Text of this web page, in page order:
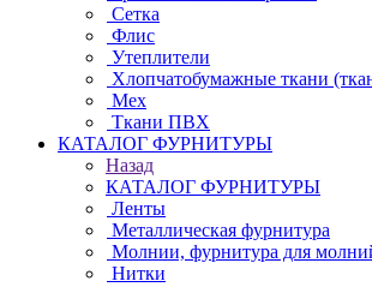
Сетка
Флис
Утеплители
Хлопчатобумажные ткани
Мех
Ткани ПВХ
КАТАЛОГ ФУРНИТУРЫ
Назад
КАТАЛОГ ФУРНИТУРЫ
Ленты
Металлическая фурнитура
Молнии, фурнитура для
Нитки